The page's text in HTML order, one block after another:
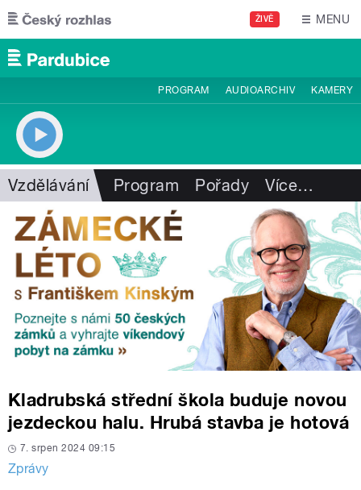
Přejít k hlavnímu obsahu
ŽIVĚ MENU
PROGRAM AUDIOARCHIV KAMERY
Vzdělávání Program Pořady Více…
Kladrubská střední škola buduje novou
jezdeckou halu. Hrubá stavba je hotová
7. srpen 2024 09:15
Zprávy